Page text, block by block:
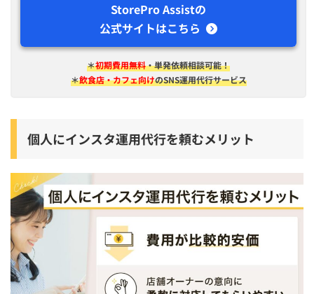
StorePro Assistの
公式サイトはこちら
＊初期費用無料・単発依頼相談可能！
＊飲食店・カフェ向けのSNS運用代行サービス
個人にインスタ運用代行を頼むメリット